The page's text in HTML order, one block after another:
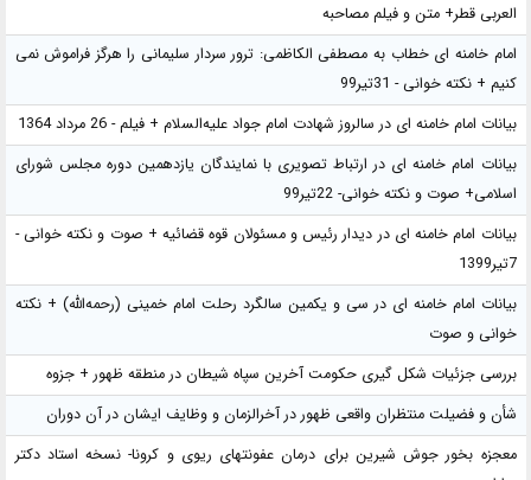
العربی قطر+ متن و فیلم مصاحبه
امام خامنه ای خطاب به مصطفی الکاظمی: ترور سردار سلیمانی را هرگز فراموش نمی
کنیم + نکته خوانی - 31تیر99
بیانات امام خامنه ای در سالروز شهادت امام جواد علیه‌السلام + فیلم - 26 مرداد 1364
بیانات امام خامنه ای در ارتباط تصویری با نمایندگان یازدهمین دوره مجلس شورای
اسلامی+ صوت و نکته خوانی- 22تیر99
بیانات امام خامنه ای در دیدار رئیس و مسئولان قوه قضائیه + صوت و نکته خوانی -
7تیر1399
بیانات امام خامنه ای در سی و یکمین سالگرد رحلت امام خمینی (رحمه‌الله) + نکته
خوانی و صوت
بررسی جزئیات شکل گیری حکومت آخرین سپاه شیطان در منطقه ظهور + جزوه
شأن و فضیلت منتظران واقعی ظهور در آخرالزمان و وظایف ایشان در آن دوران
معجزه بخور جوش شیرین برای درمان عفونتهای ریوی و کرونا- نسخه استاد دکتر